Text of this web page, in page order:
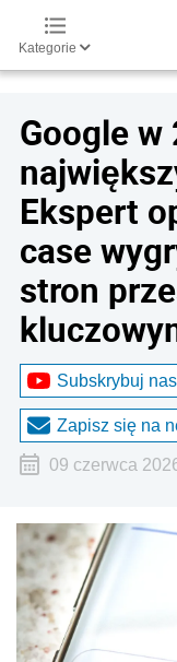
Kategorie
Google w
Ekspert
case
stron
Subskrybuj
Zapisz się na
09 czerwca